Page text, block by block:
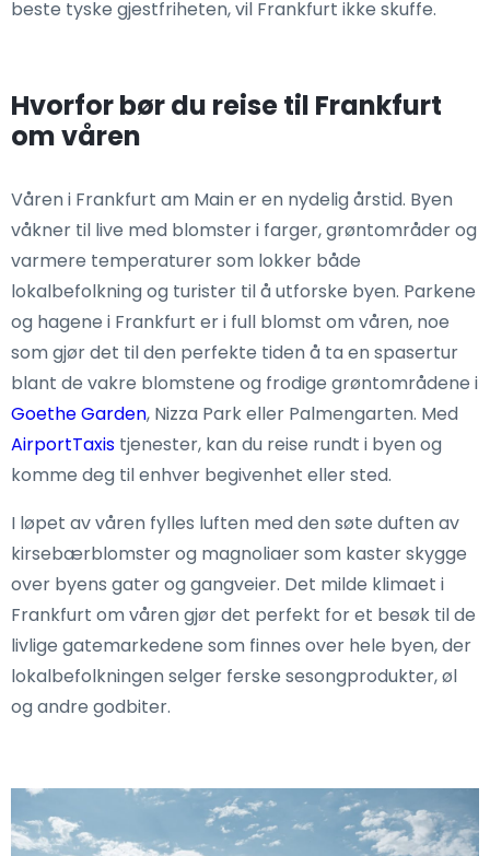
beste tyske gjestfriheten, vil Frankfurt ikke skuffe.
Hvorfor bør du reise til Frankfurt
om våren
Våren i Frankfurt am Main er en nydelig årstid. Byen
våkner til live med blomster i farger, grøntområder og
varmere temperaturer som lokker både
lokalbefolkning og turister til å utforske byen. Parkene
og hagene i Frankfurt er i full blomst om våren, noe
som gjør det til den perfekte tiden å ta en spasertur
blant de vakre blomstene og frodige grøntområdene i
Goethe Garden, Nizza Park eller Palmengarten. Med
AirportTaxis tjenester, kan du reise rundt i byen og
komme deg til enhver begivenhet eller sted.
I løpet av våren fylles luften med den søte duften av
kirsebærblomster og magnoliaer som kaster skygge
over byens gater og gangveier. Det milde klimaet i
Frankfurt om våren gjør det perfekt for et besøk til de
livlige gatemarkedene som finnes over hele byen, der
lokalbefolkningen selger ferske sesongprodukter, øl
og andre godbiter.